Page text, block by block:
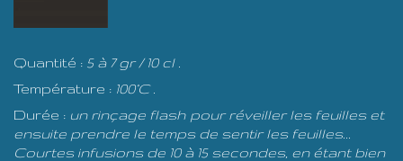
Quantité : 5 à 7 gr / 10 cl .
Température : 100°C .
Durée : un rinçage flash pour réveiller les feuilles et
ensuite prendre le temps de sentir les feuilles...
Courtes infusions de 10 à 15 secondes, en étant bien